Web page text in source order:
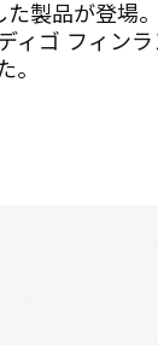
製品が登場
ィゴ フィン
。